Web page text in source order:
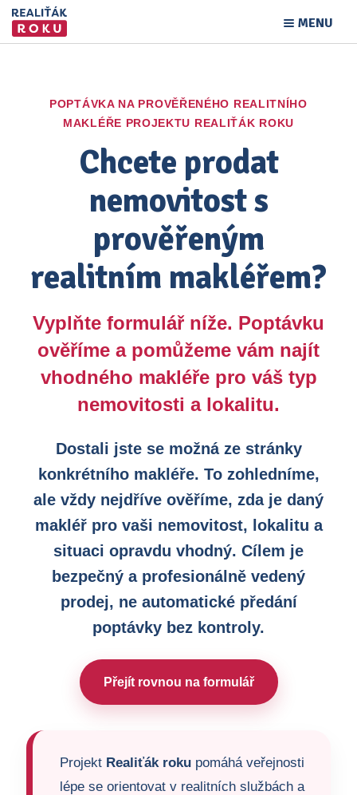
MENU
POPTÁVKA NA PROVĚŘENÉHO REALITNÍHO
MAKLÉŘE PROJEKTU REALIŤÁK ROKU
Chcete prodat
nemovitost s
prověřeným
realitním makléřem?
Vyplňte formulář níže. Poptávku
ověříme a pomůžeme vám najít
vhodného makléře pro váš typ
nemovitosti a lokalitu.
Dostali jste se možná ze stránky
konkrétního makléře. To zohledníme,
ale vždy nejdříve ověříme, zda je daný
makléř pro vaši nemovitost, lokalitu a
situaci opravdu vhodný. Cílem je
bezpečný a profesionálně vedený
prodej, ne automatické předání
poptávky bez kontroly.
Přejít rovnou na formulář
Projekt Realiťák rokupomáhá veřejnosti
lépe se orientovat v realitních službách a